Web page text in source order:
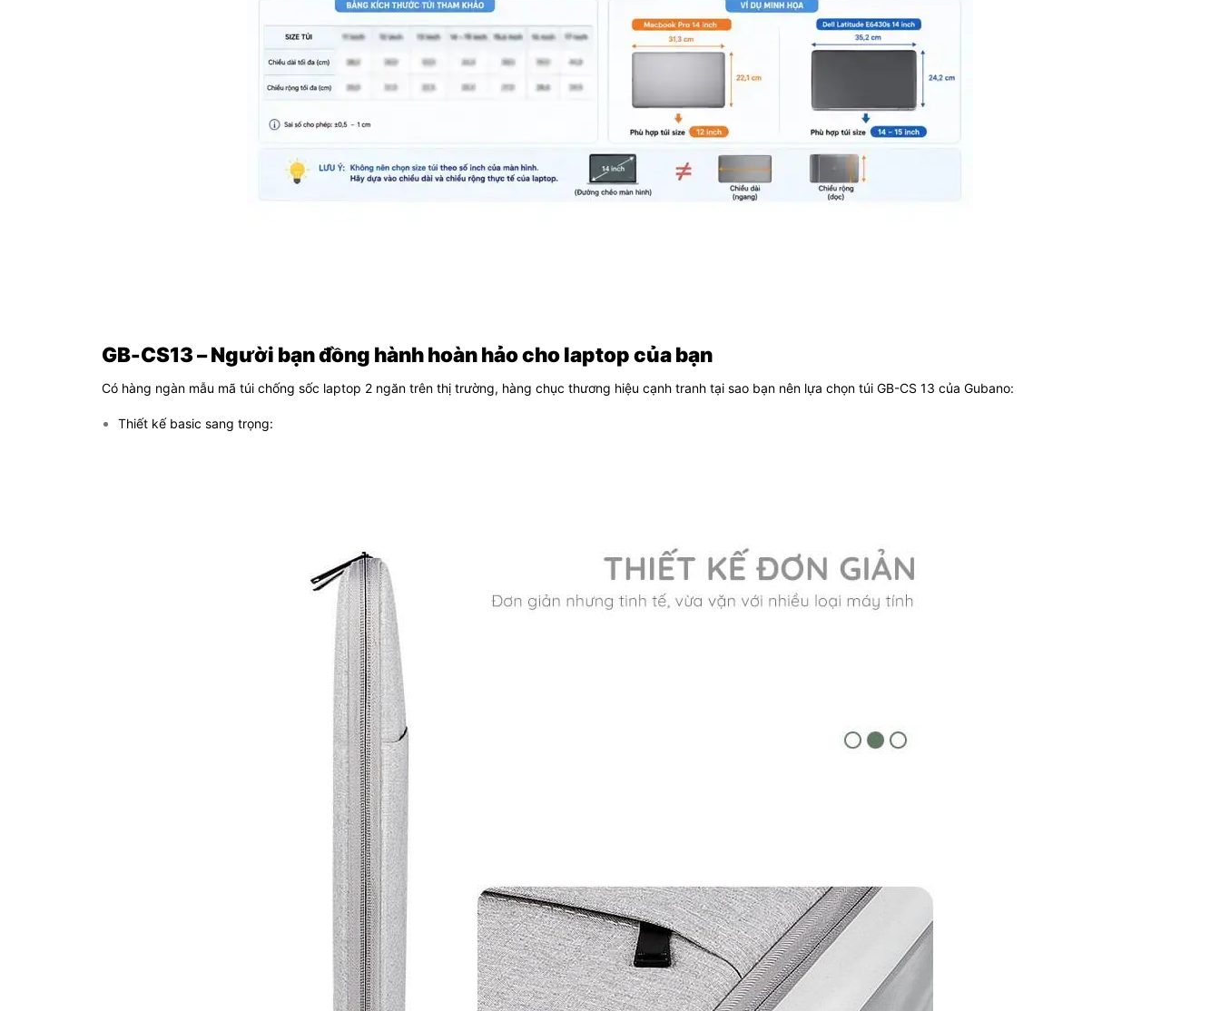
GB-CS13 – Người bạn đồng hành hoàn hảo cho laptop của bạn
Có hàng ngàn mẫu mã túi chống sốc laptop 2 ngăn trên thị trường, hàng chục thương hiệu cạnh tranh tại sao bạn nên lựa chọn túi GB-CS 13 của Gubano:
Thiết kế basic sang trọng: